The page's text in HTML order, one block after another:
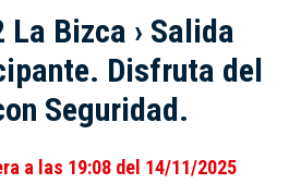
La Bizca › Salida
Disfruta del
Seguridad.
a las 19:08 del 14/11/2025